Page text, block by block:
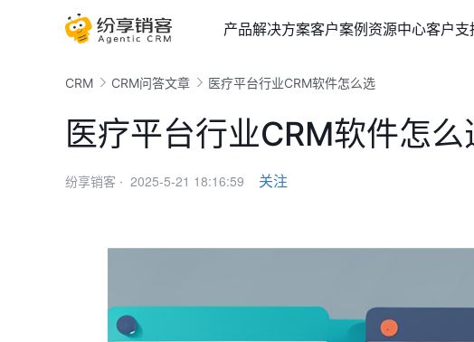
产品解决方案客户案例资源中心客户支
CRM CRM问答文章 医疗平台行业CRM软件怎么选
医疗平台行业CRM软件怎么
纷享销客 · 2025-5-21 18:16:59 关注